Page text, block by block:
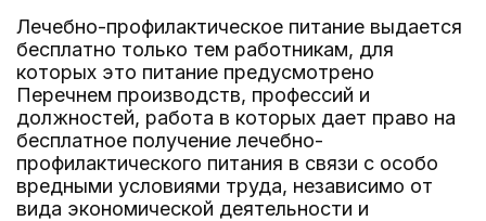
Лечебно-профилактическое питание выдается
бесплатно только тем работникам, для
которых это питание предусмотрено
Перечнем производств, профессий и
должностей, работа в которых дает право на
бесплатное получение лечебно-
профилактического питания в связи с особо
вредными условиями труда, независимо от
вида экономической деятельности и